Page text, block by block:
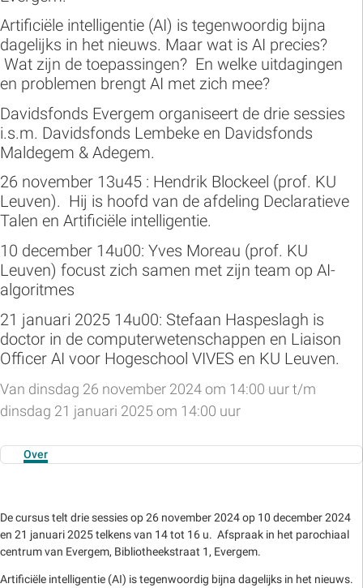
Artificiële intelligentie (AI) is tegenwoordig bijna
dagelijks in het nieuws. Maar wat is AI precies?
Wat zijn de toepassingen? En welke uitdagingen
en problemen brengt AI met zich mee?
Davidsfonds Evergem organiseert de drie sessies
i.s.m. Davidsfonds Lembeke en Davidsfonds
Maldegem & Adegem.
26 november 13u45 : Hendrik Blockeel (prof. KU
Leuven). Hij is hoofd van de afdeling Declaratieve
Talen en Artificiële intelligentie.
10 december 14u00: Yves Moreau (prof. KU
Leuven) focust zich samen met zijn team op AI-
algoritmes
21 januari 2025 14u00: Stefaan Haspeslagh is
doctor in de computerwetenschappen en Liaison
Officer AI voor Hogeschool VIVES en KU Leuven.
Van dinsdag 26 november 2024 om 14:00 uur t/m
dinsdag 21 januari 2025 om 14:00 uur
Over
De cursus telt drie sessies op 26 november 2024 op 10 december 2024
en 21 januari 2025 telkens van 14 tot 16 u. Afspraak in het parochiaal
centrum van Evergem, Bibliotheekstraat 1, Evergem.
Artificiële intelligentie (AI) is tegenwoordig bijna dagelijks in het nieuws.